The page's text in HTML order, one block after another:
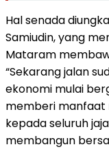
Hal senada
Samiudin, yang
Mataram
“Sekarang jalan
ekonomi mulai
memberi manfaat
kepada seluruh
membangun